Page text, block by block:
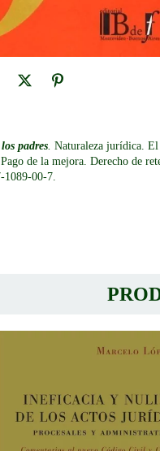
padres. Naturaleza jurídica.
de la mejora. Derecho de
1089-00-7.